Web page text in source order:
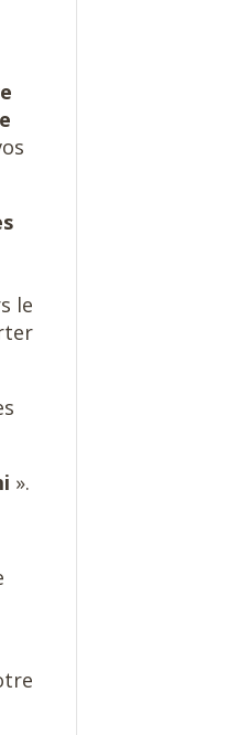
le
».